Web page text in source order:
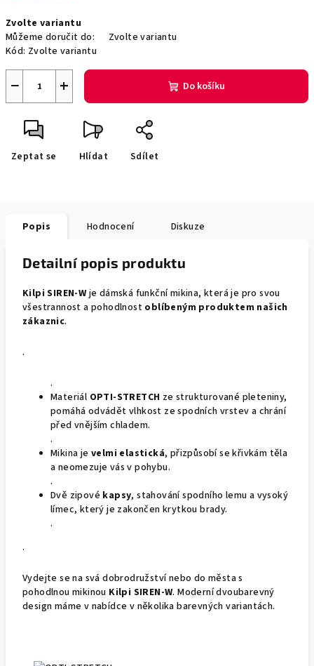
cena:
Zvolte variantu
Můžeme doručit do:
Zvolte variantu
Kód: Zvolte variantu
+
− Do košíku
Zeptat se Hlídat Sdílet
Popis Hodnocení Diskuze
Detailní popis produktu
Kilpi SIREN-Wje dámská funkční mikina, která je pro svou
všestrannost a pohodlnost oblíbeným produktem našich
zákaznic.
.
.
Materiál OPTI-STRETCH ze strukturované pleteniny,
pomáhá odvádět vlhkost ze spodních vrstev a chrání
před vnějším chladem.
.
Mikina je velmi elastická, přizpůsobí se křivkám těla
a neomezuje vás v pohybu.
.
Dvě zipové kapsy, stahování spodního lemu a vysoký
límec, který je zakončen krytkou brady.
.
.
Vydejte se na svá dobrodružství nebo do města s
pohodlnou mikinou Kilpi SIREN-W. Moderní dvoubarevný
design máme v nabídce v několika barevných variantách.